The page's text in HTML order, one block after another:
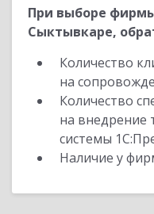
При выборе
Сыктывкаре,
Количество
на
Количество
на внедрение
системы
Наличие у